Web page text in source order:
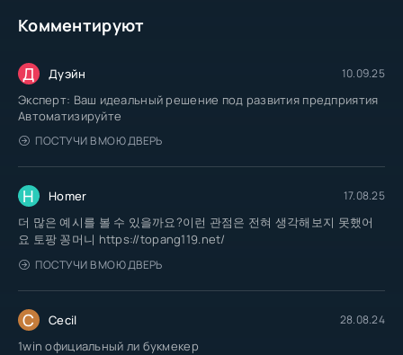
Комментируют
Д Дуэйн 10.09.25
Эксперт: Ваш идеальный решение под развития предприятия
Автоматизируйте
ПОСТУЧИ В МОЮ ДВЕРЬ
H Homer 17.08.25
더 많은 예시를 볼 수 있을까요?이런 관점은 전혀 생각해보지 못했어
요 토팡 꽁머니 https://topang119.net/
ПОСТУЧИ В МОЮ ДВЕРЬ
C Cecil 28.08.24
1win официальный ли букмекер